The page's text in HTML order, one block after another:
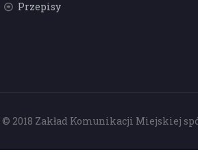
Przepisy
© 2018 Zakład Komunikacji Miejskiej